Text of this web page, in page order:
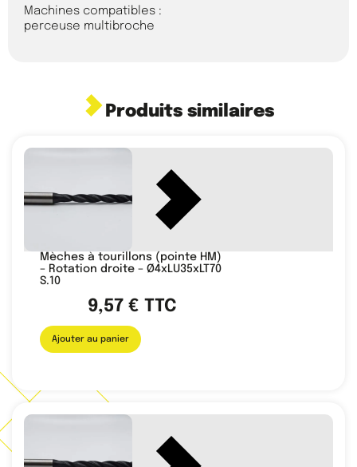
Machines compatibles :
perceuse multibroche
Produits similaires
Mèches à tourillons (pointe HM)
– Rotation droite – Ø4xLU35xLT70
S.10
9,57€ TTC
Ajouter au panier